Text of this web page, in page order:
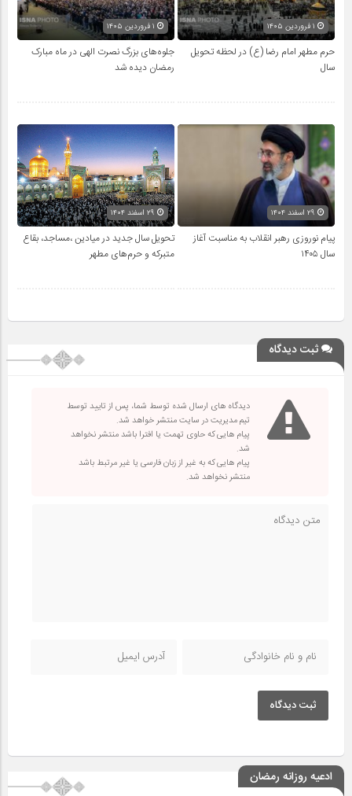
حرم مطهر امام رضا (ع) در لحظه تحویل
سال
جلوه‌های بزرگ نصرت الهی در ماه مبارک
رمضان دیده شد
پیام نوروزی رهبر انقلاب به مناسبت آغاز
سال ۱۴۰۵
تحویل سال‌ جدید در میادین ،مساجد، بقاع
متبرکه‌ و حرم‌های‌ مطهر
ثبت دیدگاه
دیدگاه های ارسال شده توسط شما، پس از تایید توسط
تیم مدیریت در سایت منتشر خواهد شد.
پیام هایی که حاوی تهمت یا افترا باشد منتشر نخواهد
شد.
پیام هایی که به غیر از زبان فارسی یا غیر مرتبط باشد
منتشر نخواهد شد.
ثبت دیدگاه
ادعیه روزانه رمضان